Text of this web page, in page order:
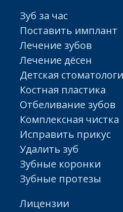
Зуб за час
Поставить имплант
Лечение зубов
Лечение дёсен
Детская
Костная пластика
Отбеливание зубов
Комплексная чистка
Исправить прикус
Удалить зуб
Зубные коронки
Зубные протезы
Лицензии